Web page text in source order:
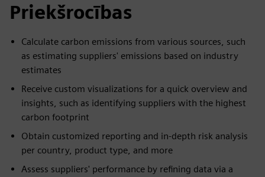
Priekšrocības
Calculate carbon emissions from various sources, such
as estimating suppliers' emissions based on industry
estimates
Receive custom visualizations for a quick overview and
insights, such as identifying suppliers with the highest
carbon footprint
Obtain customized reporting and in-depth risk analysis
per country, product type, and more
Assess suppliers' performance by refining data via a